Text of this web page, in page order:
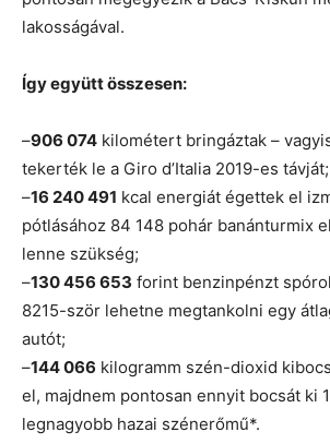
lakosságával.
Így együtt összesen:
–906 074 kilométert bringáztak –
tekerték le a Giro d’Italia 2019-es távját;
–16 240 491 kcal energiát égettek el
pótlásához 84 148 pohár banánturmix
lenne szükség;
–130 456 653 forint benzinpénzt
8215-ször lehetne megtankolni egy
autót;
–144 066 kilogramm szén-dioxid
el, majdnem pontosan ennyit bocsát ki
legnagyobb hazai szénerőmű*.